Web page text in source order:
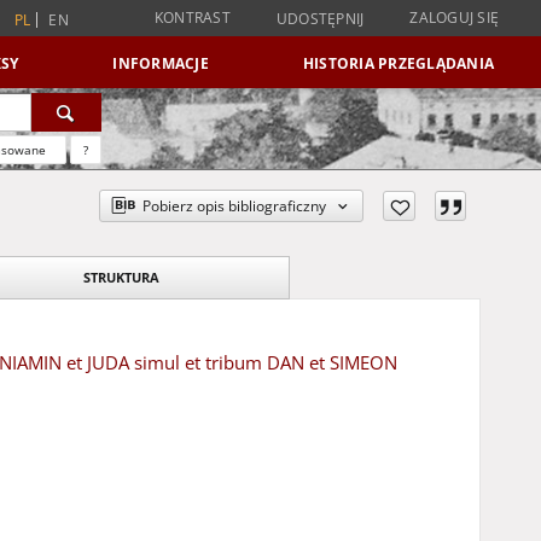
PL EN KONTRAST UDOSTĘPNIJ ZALOGUJ SIĘ
INFORMACJE HISTORIA PRZEGLĄDANIA
?
Pobierz opis bibliograficzny
STRUKTURA
et JUDA simul et tribum DAN et SIMEON